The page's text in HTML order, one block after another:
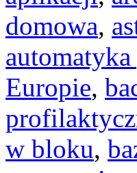
domowa,
Europie,
w bloku,